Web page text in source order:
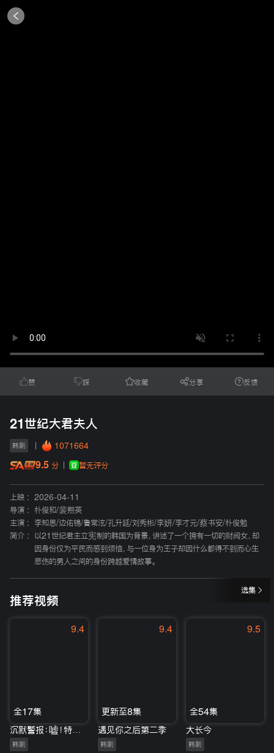
赞 踩 收藏 分享 反馈
21世纪大君夫人
韩剧 1071664
9.5 分 暂无评分
上映 :
2026-04-11
导演 :
朴俊和/裴熙英
主演 :
李知恩/边佑锡/鲁常泫/孔升延/刘秀彬/李妍/李才元/蔡书安/朴俊勉
简介 :
以21世纪君主立宪制的韩国为背景，讲述了一个拥有一切的财阀女，却
因身份仅为平民而感到烦恼，与一位身为王子却因什么都得不到而心生
悲伤的男人之间的身份跨越爱情故事。
选集
推荐视频
9.4
全17集
韩剧
9.4
更新至8集
遇见你之后第二季
韩剧
9.5
全54集
大长今
韩剧